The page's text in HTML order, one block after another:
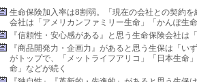
生命保険加入率は8割弱。「現在の会社との契約
会社は「アメリカンファミリー生命」「かんぽ生
『信頼性・安心感がある』と思う生命保険会社
『商品開発力・企画力』があると思う生保は「
がトップで、「メットライフアリコ」「日本生命
命」などが続く